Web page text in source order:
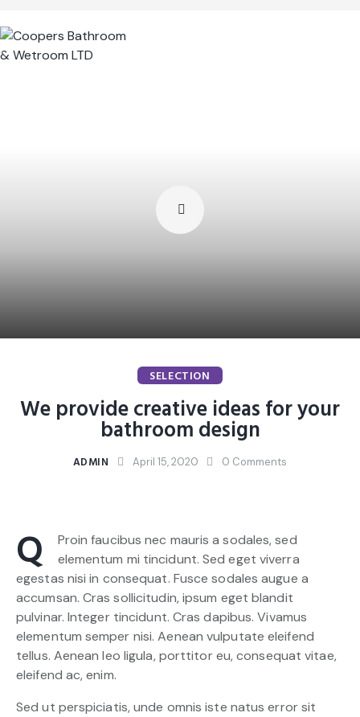
SELECTION
We provide creative ideas for your
bathroom design
ADMIN April 15, 2020 0 Comments
Q
Proin faucibus nec mauris a sodales, sed
elementum mi tincidunt. Sed eget viverra
egestas nisi in consequat. Fusce sodales augue a
accumsan. Cras sollicitudin, ipsum eget blandit
pulvinar. Integer tincidunt. Cras dapibus. Vivamus
elementum semper nisi. Aenean vulputate eleifend
tellus. Aenean leo ligula, porttitor eu, consequat vitae,
eleifend ac, enim.
Sed ut perspiciatis, unde omnis iste natus error sit